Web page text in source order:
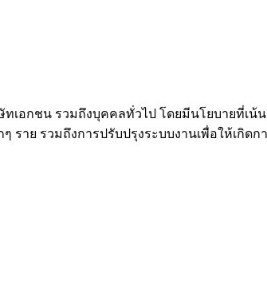
เอกชน รวมถึงบุคคลทั่วไป โดยมีนโยบายที่เน้
าย รวมถึงการปรับปรุงระบบงานเพื่อให้เกิด